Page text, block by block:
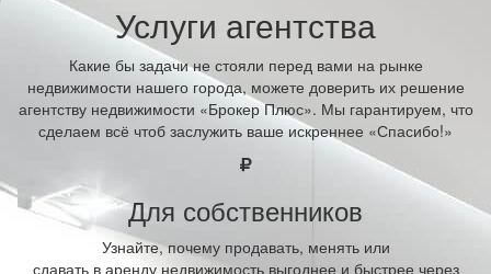
Услуги агентства
Какие бы задачи не стояли перед вами на рынке
недвижимости нашего города, можете доверить их решение
агентству недвижимости «Брокер Плюс». Мы гарантируем, что
сделаем всё чтоб заслужить ваше искреннее «Спасибо!»
Для собственников
Узнайте, почему продавать, менять или
сдавать в аренду недвижимость выгоднее и быстрее через